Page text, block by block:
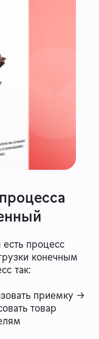
процесс
конечным
так:
приемку →
товар